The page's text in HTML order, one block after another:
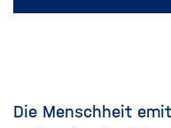
Die Menschheit